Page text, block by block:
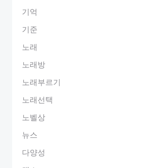
기억
기준
노래
노래방
노래부르기
노래선택
노벨상
뉴스
다양성